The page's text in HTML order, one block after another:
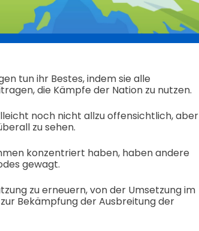
tun ihr Bestes, indem sie alle
die Kämpfe der Nation zu nutzen.
noch nicht allzu offensichtlich, aber
zu sehen.
konzentriert haben, haben andere
gewagt.
zu erneuern, von der Umsetzung im
Bekämpfung der Ausbreitung der